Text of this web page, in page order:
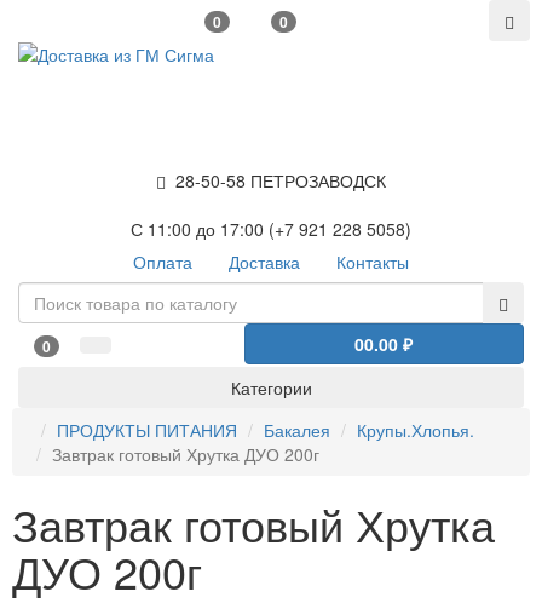
0 0
28-50-58 ПЕТРОЗАВОДСК
С 11:00 до 17:00 (+7 921 228 5058)
Оплата
Доставка Контакты
0 00.00 ₽
Категории
ПРОДУКТЫ ПИТАНИЯ
Бакалея
Крупы.Хлопья.
Завтрак готовый Хрутка ДУО 200г
Завтрак готовый Хрутка
ДУО 200г